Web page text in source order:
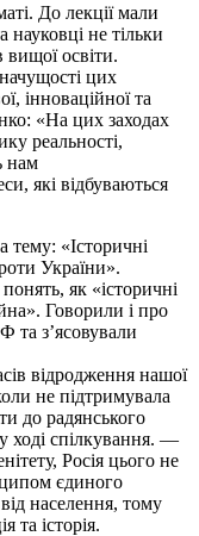
До лекції мали
науковці не тільки
вищої освіти.
цих
інноваційної та
: «На цих заходах
реальності,
нам
які відбуваються
тему: «Історичні
України».
як «історичні
Говорили і про
та з’ясовували
відродження нашої
не підтримувала
до радянського
у ході спілкування. —
Росія цього не
єдиного
населення, тому
та історія.